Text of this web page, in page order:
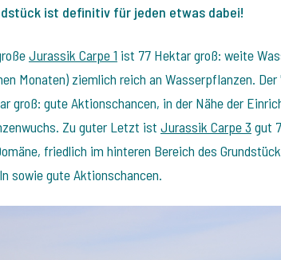
ist definitiv für jeden etwas dabei!
Jurassik Carpe 1 ist 77 Hektar groß: weite
Monaten) ziemlich reich an Wasserpflanzen.
groß: gute Aktionschancen, in der Nähe der
Zu guter Letzt ist Jurassik Carpe 3 gut
friedlich im hinteren Bereich des
sowie gute Aktionschancen.